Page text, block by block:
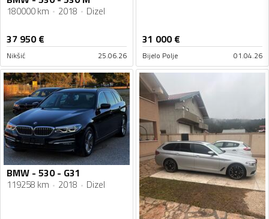
180000 km 2018 Dizel
37 950€
Nikšić 25.06.26
31 000€
Bijelo Polje 01.04.26
BMW - 530 - G31
119258 km 2018 Dizel